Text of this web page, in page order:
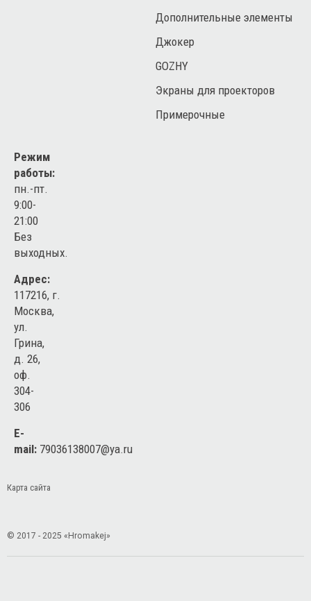
Дополнительные элементы
Джокер
GOZHY
Экраны для проекторов
Примерочные
Режим
работы:
пн.-пт.
9:00-
21:00
Без
выходных.
Адрес:
117216, г.
Москва,
ул.
Грина,
д. 26,
оф.
304-
306
E-
mail: 79036138007@ya.ru
Карта сайта
© 2017 - 2025 «Hromakej»